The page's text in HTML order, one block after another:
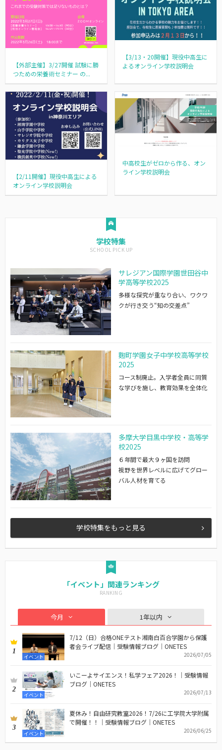
【外部主催】3/27開催 試験に勝
つための栄養術セミナー の...
【3/13・20開催】現役中高生に
よるオンライン学校説明会
【2/11開催】現役中高生による
オンライン学校説明会
中高校生がゼロから作る、オン
ライン学校説明会
学校特集
サレジアン国際学園世田谷中
学高等学校2025
多様な探究が重なり合い、ワクワ
クが行き交う“知の交差点”
麴町学園女子中学校高等学校
2025
コース制廃止。入学者全員に同質
な学びを施し、教育効果を全体化
多摩大学目黒中学校・高等学
校2025
６年間で最大９ヶ国を訪問
視野を世界レベルに広げてグロー
バル人材を育てる
学校特集をもっと見る
「イベント」関連ランキング
今月 1年以内
1
イベント
7/12（日）合格ONEテスト湘南白百合学園から保護
者会ライブ配信｜受験情報ブログ｜ONETES
2026/07/05
2
イベント
いこーよサイエンス！私学フェア2026！｜受験情報
ブログ｜ONETES
2026/07/13
3
イベント
夏休み！自由研究教室2026！7/26に工学院大学附属
で開催！！｜受験情報ブログ｜ONETES
2026/06/25